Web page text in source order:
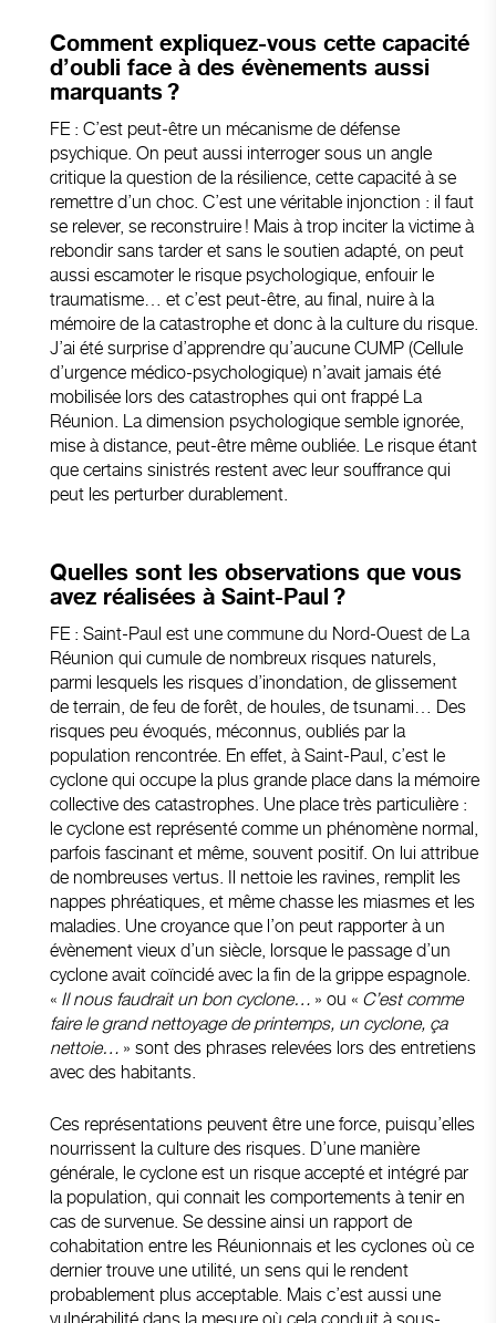
Comment expliquez-vous cette capacité
d’oubli face à des évènements aussi
marquants ?
FE : C’est peut-être un mécanisme de défense
psychique. On peut aussi interroger sous un angle
critique la question de la résilience, cette capacité à se
remettre d’un choc. C’est une véritable injonction : il faut
se relever, se reconstruire ! Mais à trop inciter la victime à
rebondir sans tarder et sans le soutien adapté, on peut
aussi escamoter le risque psychologique, enfouir le
traumatisme… et c’est peut-être, au final, nuire à la
mémoire de la catastrophe et donc à la culture du risque.
J’ai été surprise d’apprendre qu’aucune CUMP (Cellule
d’urgence médico-psychologique) n’avait jamais été
mobilisée lors des catastrophes qui ont frappé La
Réunion. La dimension psychologique semble ignorée,
mise à distance, peut-être même oubliée. Le risque étant
que certains sinistrés restent avec leur souffrance qui
peut les perturber durablement.
Quelles sont les observations que vous
avez réalisées à Saint-Paul ?
FE : Saint-Paul est une commune du Nord-Ouest de La
Réunion qui cumule de nombreux risques naturels,
parmi lesquels les risques d’inondation, de glissement
de terrain, de feu de forêt, de houles, de tsunami… Des
risques peu évoqués, méconnus, oubliés par la
population rencontrée. En effet, à Saint-Paul, c’est le
cyclone qui occupe la plus grande place dans la mémoire
collective des catastrophes. Une place très particulière :
le cyclone est représenté comme un phénomène normal,
parfois fascinant et même, souvent positif. On lui attribue
de nombreuses vertus. Il nettoie les ravines, remplit les
nappes phréatiques, et même chasse les miasmes et les
maladies. Une croyance que l’on peut rapporter à un
évènement vieux d’un siècle, lorsque le passage d’un
cyclone avait coïncidé avec la fin de la grippe espagnole.
« Il nous faudrait un bon cyclone… » ou « C’est comme
faire le grand nettoyage de printemps, un cyclone, ça
nettoie… » sont des phrases relevées lors des entretiens
avec des habitants.
Ces représentations peuvent être une force, puisqu’elles
nourrissent la culture des risques. D’une manière
générale, le cyclone est un risque accepté et intégré par
la population, qui connait les comportements à tenir en
cas de survenue. Se dessine ainsi un rapport de
cohabitation entre les Réunionnais et les cyclones où ce
dernier trouve une utilité, un sens qui le rendent
probablement plus acceptable. Mais c’est aussi une